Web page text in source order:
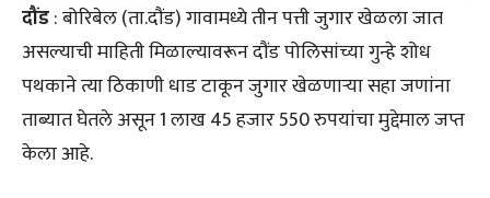
दौंड: बोरिबेल (ता.दौंड) गावामध्ये तीन पत्ती जुगार खेळला जात
असल्याची माहिती मिळाल्यावरून दौंड पोलिसांच्या गुन्हे शोध
पथकाने त्या ठिकाणी धाड टाकून जुगार खेळणाऱ्या सहा जणांना
ताब्यात घेतले असून 1 लाख 45 हजार 550 रुपयांचा मुद्देमाल जप्त
केला आहे.